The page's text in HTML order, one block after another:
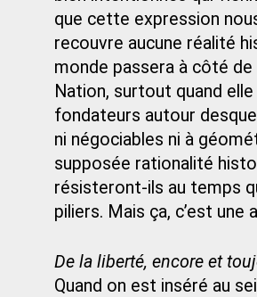
que cette expression
recouvre aucune réalité
monde passera à côté de
Nation, surtout quand
fondateurs autour
ni négociables ni à
supposée rationalité
résisteront-ils au temps
piliers. Mais ça, c’est
De la liberté, encore et
Quand on est inséré au